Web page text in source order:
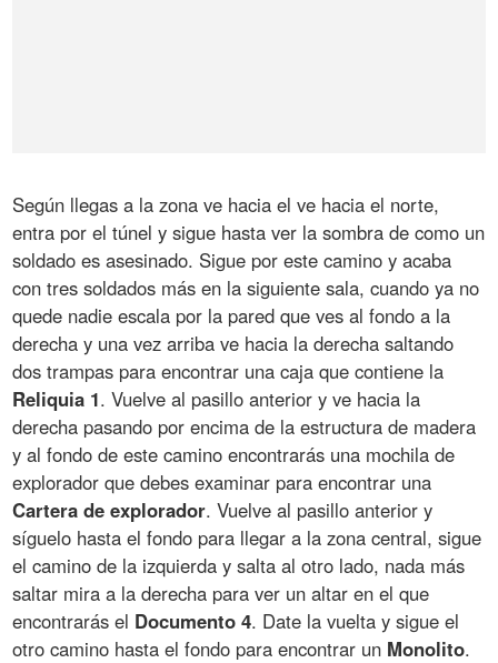
Según llegas a la zona ve hacia el ve hacia el norte,
entra por el túnel y sigue hasta ver la sombra de como un
soldado es asesinado. Sigue por este camino y acaba
con tres soldados más en la siguiente sala, cuando ya no
quede nadie escala por la pared que ves al fondo a la
derecha y una vez arriba ve hacia la derecha saltando
dos trampas para encontrar una caja que contiene la
Reliquia 1. Vuelve al pasillo anterior y ve hacia la
derecha pasando por encima de la estructura de madera
y al fondo de este camino encontrarás una mochila de
explorador que debes examinar para encontrar una
Cartera de explorador. Vuelve al pasillo anterior y
síguelo hasta el fondo para llegar a la zona central, sigue
el camino de la izquierda y salta al otro lado, nada más
saltar mira a la derecha para ver un altar en el que
encontrarás el Documento 4. Date la vuelta y sigue el
otro camino hasta el fondo para encontrar un Monolito.